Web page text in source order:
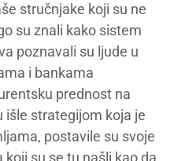
stručnjake koji su ne
su znali kako sistem
poznavali su ljude u
i bankama
prednost na
išle strategijom koja je
postavile su svoje
su se tu našli kao da